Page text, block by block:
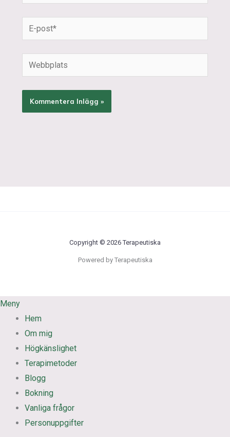
post*
Webbplats
Copyright © 2026 Terapeutiska
Powered by Terapeutiska
Meny
Hem
Om mig
Högkänslighet
Terapimetoder
Blogg
Bokning
Vanliga frågor
Personuppgifter